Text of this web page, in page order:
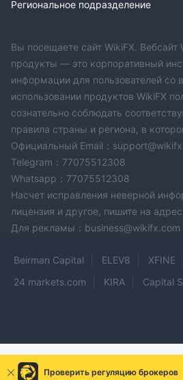
Региональное подразделение
Вы посещаете сайт WikiFX. Вебсайт
продукты — это корпоративный
информации для пользователей со
использовании продуктов WikiFX
сознательно соблюдать
правила страны и региона, в
Официальный Email：
Telegram：77075512308
Whatsapp：77075512308
Насчет исправления неверной
лицензия и другое, пишите на
Для рекламы：business@wikifx.com
Beirman Capital ELEV8 XFINE
24 markets.com
KIRA
Capital
Frontbroker
BCT
BCS ForexПроверить регуляцию брокеров